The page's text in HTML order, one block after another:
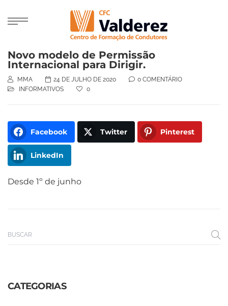
Novo modelo de Permissão
Internacional para Dirigir.
MMA 24 DE JULHO DE 2020
0 COMENTÁRIO
INFORMATIVOS
0
Facebook Twitter Pinterest
LinkedIn
Desde 1º de junho
CATEGORIAS